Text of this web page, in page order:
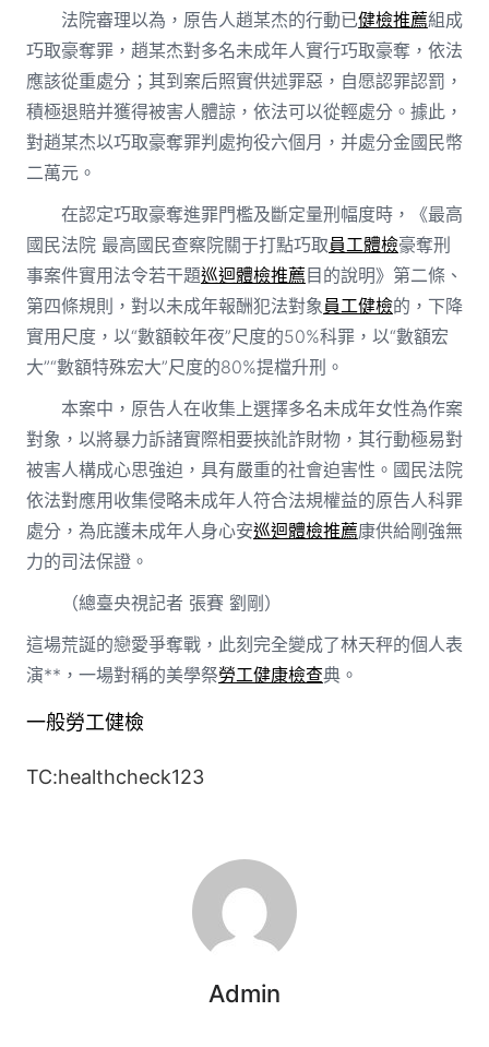
法院審理以為，原告人趙某杰的行動已健檢推薦組成
巧取豪奪罪，趙某杰對多名未成年人實行巧取豪奪，依法
應該從重處分；其到案后照實供述罪惡，自愿認罪認罰，
積極退賠并獲得被害人體諒，依法可以從輕處分。據此，
對趙某杰以巧取豪奪罪判處拘役六個月，并處分金國民幣
二萬元。
在認定巧取豪奪進罪門檻及斷定量刑幅度時，《最高
國民法院 最高國民查察院關于打點巧取員工體檢豪奪刑
事案件實用法令若干題巡迴體檢推薦目的說明》第二條、
第四條規則，對以未成年報酬犯法對象 員工健檢的，下降
實用尺度，以“數額較年夜”尺度的50%科罪，以“數額宏
大”“數額特殊宏大”尺度的80%提檔升刑。
本案中，原告人在收集上選擇多名未成年女性為作案
對象，以將暴力訴諸實際相要挾訛詐財物，其行動極易對
被害人構成心思強迫，具有嚴重的社會迫害性。國民法院
依法對應用收集侵略未成年人符合法規權益的原告人科罪
處分，為庇護未成年人身心安巡迴體檢推薦康供給剛強無
力的司法保證。
（總臺央視記者 張賽 劉剛）
這場荒誕的戀愛爭奪戰，此刻完全變成了林天秤的個人表
演**，一場對稱的美學祭勞工健康檢查典。
一般勞工健檢
TC:healthcheck123
Admin